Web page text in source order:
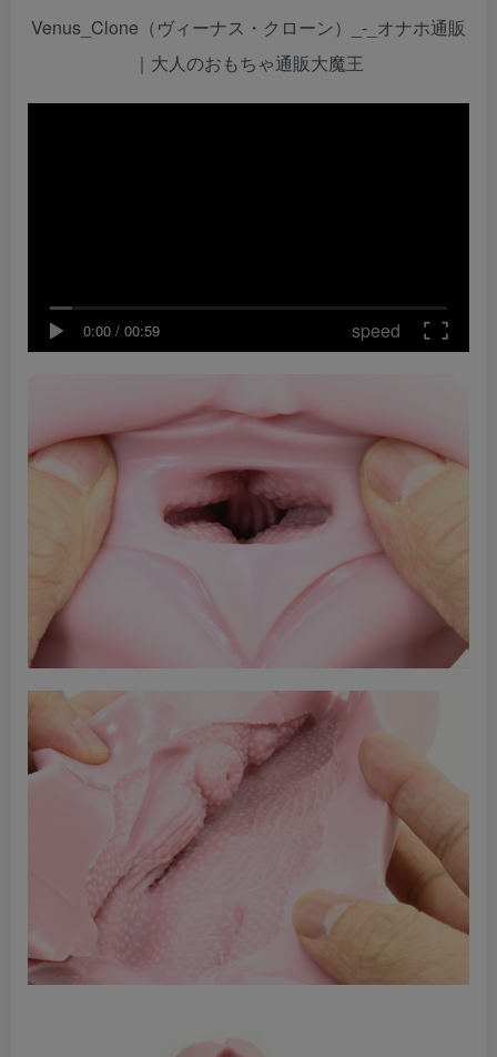
Venus_Clone（ヴィーナス・クローン）_-_オナホ通販
｜大人のおもちゃ通販大魔王
0:00 / 00:59 speed